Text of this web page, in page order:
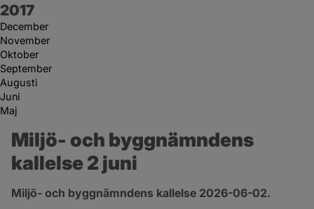
År:
2017
December
November
Oktober
September
Augusti
Juni
Maj
Miljö- och byggnämndens
kallelse 2 juni
Miljö- och byggnämndens kallelse 2026-06-02.